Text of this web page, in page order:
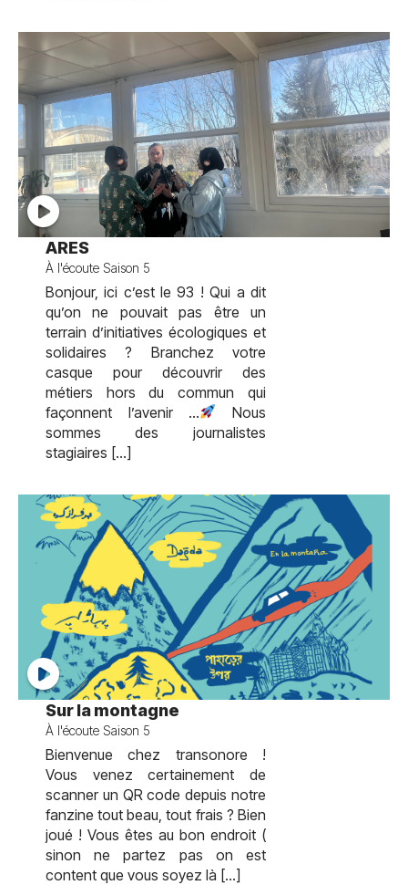
ARES
À l'écoute Saison 5
Bonjour, ici c’est le 93 ! Qui a dit
qu’on ne pouvait pas être un
terrain d’initiatives écologiques et
solidaires ? Branchez votre
casque pour découvrir des
métiers hors du commun qui
façonnent l’avenir …
Nous
sommes des journalistes
stagiaires […]
Sur la montagne
À l'écoute Saison 5
Bienvenue chez transonore !
Vous venez certainement de
scanner un QR code depuis notre
fanzine tout beau, tout frais ? Bien
joué ! Vous êtes au bon endroit (
sinon ne partez pas on est
content que vous soyez là […]